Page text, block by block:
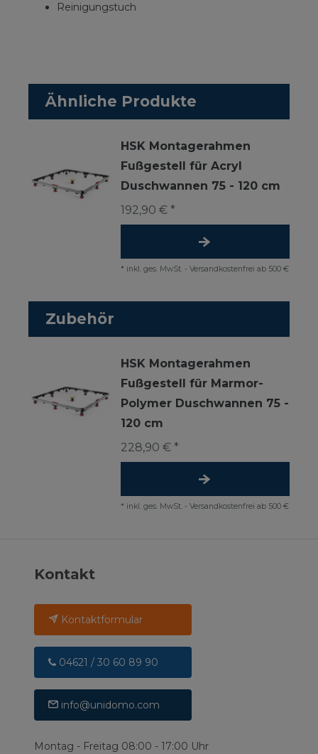
Reinigungstuch
Ähnliche Produkte
HSK Montagerahmen
Fußgestell für Acryl
Duschwannen 75 - 120 cm
192,90 € *
* inkl. ges. MwSt. - Versandkostenfrei ab 500 €
Zubehör
HSK Montagerahmen
Fußgestell für Marmor-
Polymer Duschwannen 75 -
120 cm
228,90 € *
* inkl. ges. MwSt. - Versandkostenfrei ab 500 €
Kontakt
Kontaktformular
04621 / 30 60 89 90
info@unidomo.com
Montag - Freitag 08:00 - 17:00 Uhr